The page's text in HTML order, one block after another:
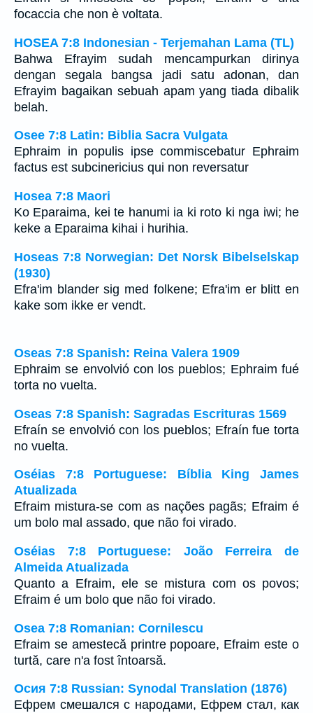
focaccia che non è voltata.
HOSEA 7:8 Indonesian - Terjemahan Lama (TL)
Bahwa Efrayim sudah mencampurkan dirinya
dengan segala bangsa jadi satu adonan, dan
Efrayim bagaikan sebuah apam yang tiada dibalik
belah.
Osee 7:8 Latin: Biblia Sacra Vulgata
Ephraim in populis ipse commiscebatur Ephraim
factus est subcinericius qui non reversatur
Hosea 7:8 Maori
Ko Eparaima, kei te hanumi ia ki roto ki nga iwi; he
keke a Eparaima kihai i hurihia.
Hoseas 7:8 Norwegian: Det Norsk Bibelselskap
(1930)
Efra'im blander sig med folkene; Efra'im er blitt en
kake som ikke er vendt.
Oseas 7:8 Spanish: Reina Valera 1909
Ephraim se envolvió con los pueblos; Ephraim fué
torta no vuelta.
Oseas 7:8 Spanish: Sagradas Escrituras 1569
Efraín se envolvió con los pueblos; Efraín fue torta
no vuelta.
Oséias 7:8 Portuguese: Bíblia King James
Atualizada
Efraim mistura-se com as nações pagãs; Efraim é
um bolo mal assado, que não foi virado.
Oséias 7:8 Portuguese: João Ferreira de
Almeida Atualizada
Quanto a Efraim, ele se mistura com os povos;
Efraim é um bolo que não foi virado.
Osea 7:8 Romanian: Cornilescu
Efraim se amestecă printre popoare, Efraim este o
turtă, care n'a fost întoarsă.
Осия 7:8 Russian: Synodal Translation (1876)
Ефрем смешался с народами, Ефрем стал, как